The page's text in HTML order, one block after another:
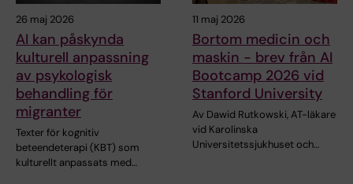
26 maj 2026
AI kan påskynda
kulturell anpassning
av psykologisk
behandling för
migranter
Texter för kognitiv
beteendeterapi (KBT) som
kulturellt anpassats med…
11 maj 2026
Bortom medicin och
maskin - brev från AI
Bootcamp 2026 vid
Stanford University
Av Dawid Rutkowski, AT-läkare
vid Karolinska
Universitetssjukhuset och…